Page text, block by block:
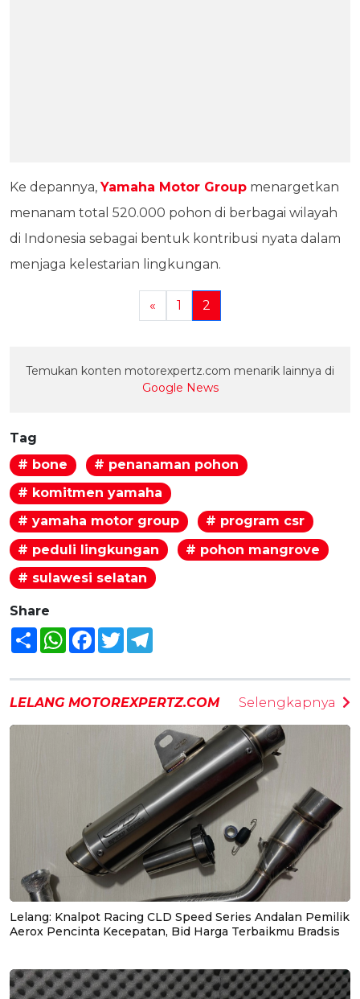
Ke depannya,Yamaha Motor Group menargetkan
menanam total 520.000 pohon di berbagai wilayah
di Indonesia sebagai bentuk kontribusi nyata dalam
menjaga kelestarian lingkungan.
« 1 2
Temukan konten motorexpertz.com menarik lainnya di
Google News
Tag
# bone
# penanaman pohon
# komitmen yamaha
# yamaha motor group
# program csr
# peduli lingkungan
# pohon mangrove
# sulawesi selatan
Share
Share WhatsAppFacebook
Twitter
LELANG MOTOREXPERTZ.COM Selengkapnya
Lelang: Knalpot Racing CLD Speed Series Andalan Pemilik
Aerox Pencinta Kecepatan, Bid Harga Terbaikmu Bradsis